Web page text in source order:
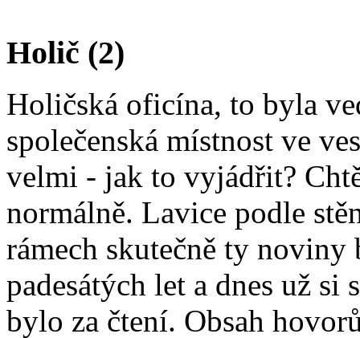
Holič (2)
Holičská oficína, to byla
společenská místnost ve
velmi - jak to vyjádřit?
normálně. Lavice podle
rámech skutečně ty
padesátých let a dnes už
bylo za čtení. Obsah